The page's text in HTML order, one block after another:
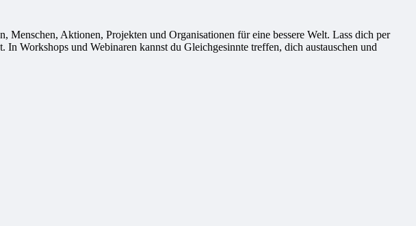
Aktionen, Projekten und Organisationen für eine bessere Welt. Lass dich per
Workshops und Webinaren kannst du Gleichgesinnte treffen, dich austauschen und